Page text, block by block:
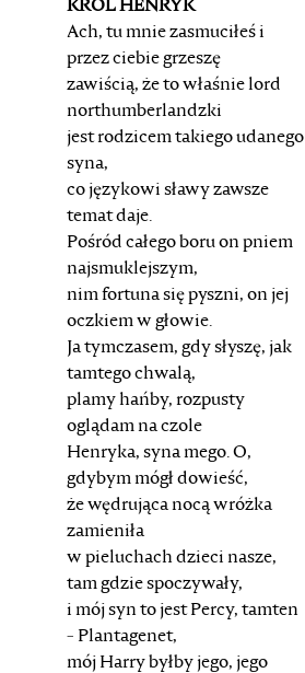
KRÓL HENRYK
Ach, tu mnie zasmuciłeś i
przez ciebie grzeszę
zawiścią, że to właśnie lord
northumberlandzki
jest rodzicem takiego udanego
syna,
co językowi sławy zawsze
temat daje.
Pośród całego boru on pniem
najsmuklejszym,
nim fortuna się pyszni, on jej
oczkiem w głowie.
Ja tymczasem, gdy słyszę, jak
tamtego chwalą,
plamy hańby, rozpusty
oglądam na czole
Henryka, syna mego. O,
gdybym mógł dowieść,
że wędrująca nocą wróżka
zamieniła
w pieluchach dzieci nasze,
tam gdzie spoczywały,
i mój syn to jest Percy, tamten
- Plantagenet,
mój Harry byłby jego, jego